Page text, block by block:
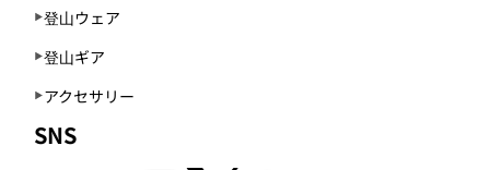
登山ウェア
登山ギア
アクセサリー
SNS